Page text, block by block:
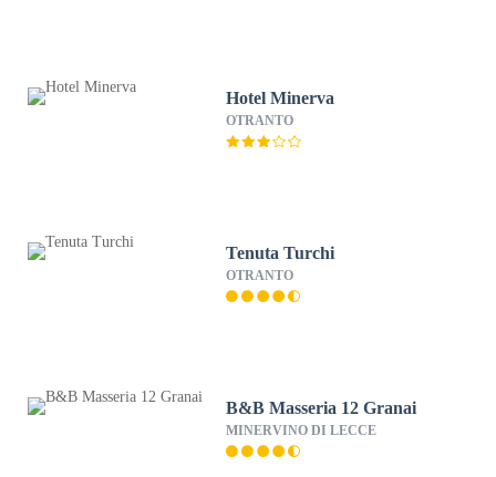
Hotel Minerva
OTRANTO
Tenuta Turchi
OTRANTO
B&B Masseria 12 Granai
MINERVINO DI LECCE